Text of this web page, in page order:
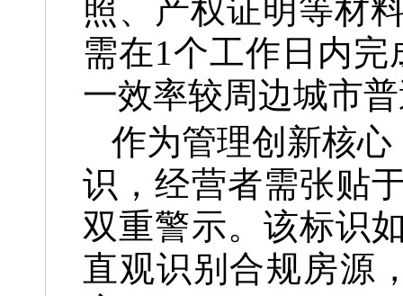
照、产权证明等材
需在1个工作日内
一效率较周边城市
作为管理创新核
识，经营者需张贴
双重警示。该标识
直观识别合规房源